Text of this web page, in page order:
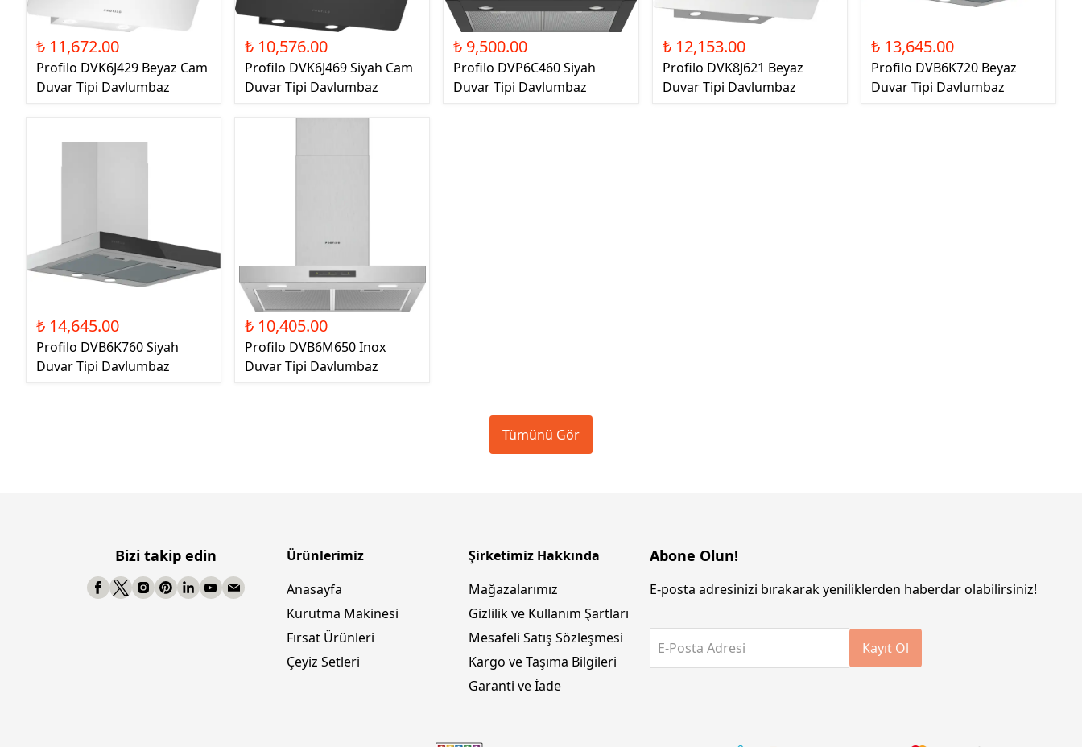
₺ 11,672.00
Profilo DVK6J429 Beyaz Cam
Duvar Tipi Davlumbaz
₺ 10,576.00
Profilo DVK6J469 Siyah Cam
Duvar Tipi Davlumbaz
₺ 9,500.00
Profilo DVP6C460 Siyah
Duvar Tipi Davlumbaz
₺ 12,153.00
Profilo DVK8J621 Beyaz
Duvar Tipi Davlumbaz
₺ 13,645.00
Profilo DVB6K720 Beyaz
Duvar Tipi Davlumbaz
₺ 14,645.00
Profilo DVB6K760 Siyah
Duvar Tipi Davlumbaz
₺ 10,405.00
Profilo DVB6M650 Inox
Duvar Tipi Davlumbaz
Tümünü Gör
Bizi takip edin
Ürünlerimiz
Anasayfa
Kurutma Makinesi
Fırsat Ürünleri
Çeyiz Setleri
Şirketimiz Hakkında
Mağazalarımız
Gizlilik ve Kullanım Şartları
Mesafeli Satış Sözleşmesi
Kargo ve Taşıma Bilgileri
Garanti ve İade
Abone Olun!
E-posta adresinizi bırakarak yeniliklerden haberdar olabilirsiniz!
E-Posta Adresi Kayıt Ol